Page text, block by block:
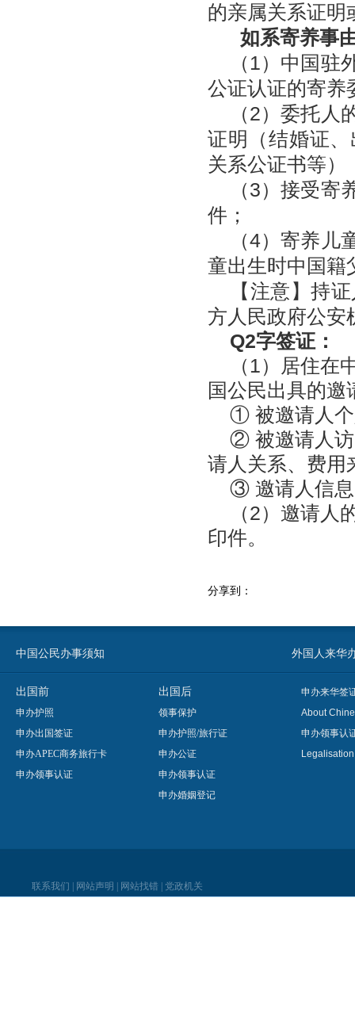
的亲属关系证明
如系寄养事
（1）中国
公证认证的寄养
（2）委托
证明（结婚证
关系公证书等）
（3）接受
件；
（4）寄养
童出生时中国
【注意】持
方人民政府公安
Q2字签证：
（ 1）
居住在
国公民出具的
① 被邀请人
② 被邀请人
请人关系、费用
③ 邀请人信
（2） 邀请人
印件。
分享到：
中国公民办事须知 外国人来华
出国前
申办护照
申办出国签证
申办APEC商务旅行卡
申办领事认证
出国后
领事保护
申办护照/旅行证
申办公证
申办领事认证
申办婚姻登记
申办来华签
About
申办领事认
联系我们 网站声明 网站找错 党政机关